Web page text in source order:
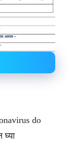
do
घ्या